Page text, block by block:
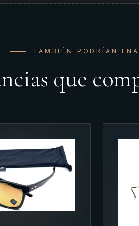
TAMBIÉN PODRÍAN
que